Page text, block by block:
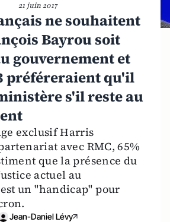
21 juin 2017
ne souhaitent
Bayrou soit
gouvernement et
préféreraient qu'il
s'il reste au
exclusif Harris
avec RMC, 65%
que la présence du
actuel au
un "handicap" pour
Jean-Daniel Lévy